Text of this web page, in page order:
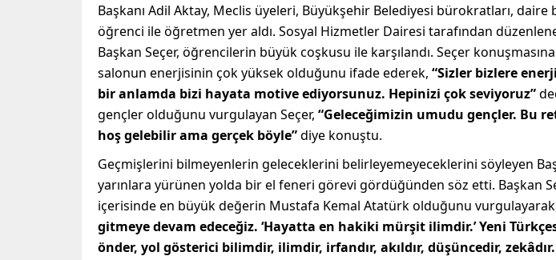
Başkanı Adil Aktay, Meclis üyeleri, Büyükşehir Belediyesi bürokratları, daire
öğrenci ile öğretmen yer aldı. Sosyal Hizmetler Dairesi tarafından
Başkan Seçer, öğrencilerin büyük coşkusu ile karşılandı. Seçer
salonun enerjisinin çok yüksek olduğunu ifade ederek, “Sizler bizlere
bir anlamda bizi hayata motive ediyorsunuz. Hepinizi çok seviyoruz”
gençler olduğunu vurgulayan Seçer, “Geleceğimizin umudu gençler. Bu
hoş gelebilir ama gerçek böyle”diye konuştu.
Geçmişlerini bilmeyenlerin geleceklerini belirleyemeyeceklerini söyleyen
yarınlara yürünen yolda bir el feneri görevi gördüğünden söz etti. Başkan
içerisinde en büyük değerin Mustafa Kemal Atatürk olduğunu
gitmeye devam edeceğiz. ‘Hayatta en hakiki mürşit ilimdir.’ Yeni
önder, yol gösterici bilimdir, ilimdir, irfandır, akıldır, düşüncedir,